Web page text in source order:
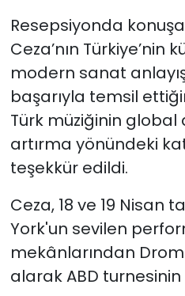
Resepsiyonda
Ceza’nın Türkiye’nin
modern sanat
başarıyla temsil
Türk müziğinin
artırma yönündeki
teşekkür edildi.
Ceza, 18 ve 19 Nisan
York'un sevilen
mekânlarından
alarak ABD turnesinin